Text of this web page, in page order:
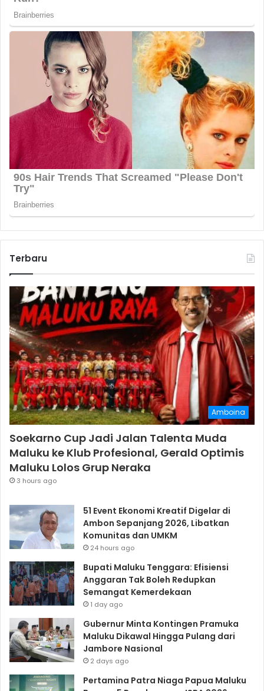
Terbaru
Amboina
Soekarno Cup Jadi Jalan Talenta Muda
Maluku ke Klub Profesional, Gerald Optimis
Maluku Lolos Grup Neraka
3 hours ago
51 Event Ekonomi Kreatif Digelar di
Ambon Sepanjang 2026, Libatkan
Komunitas dan UMKM
24 hours ago
Bupati Maluku Tenggara: Efisiensi
Anggaran Tak Boleh Redupkan
Semangat Kemerdekaan
1 day ago
Gubernur Minta Kontingen Pramuka
Maluku Dikawal Hingga Pulang dari
Jambore Nasional
2 days ago
Pertamina Patra Niaga Papua Maluku